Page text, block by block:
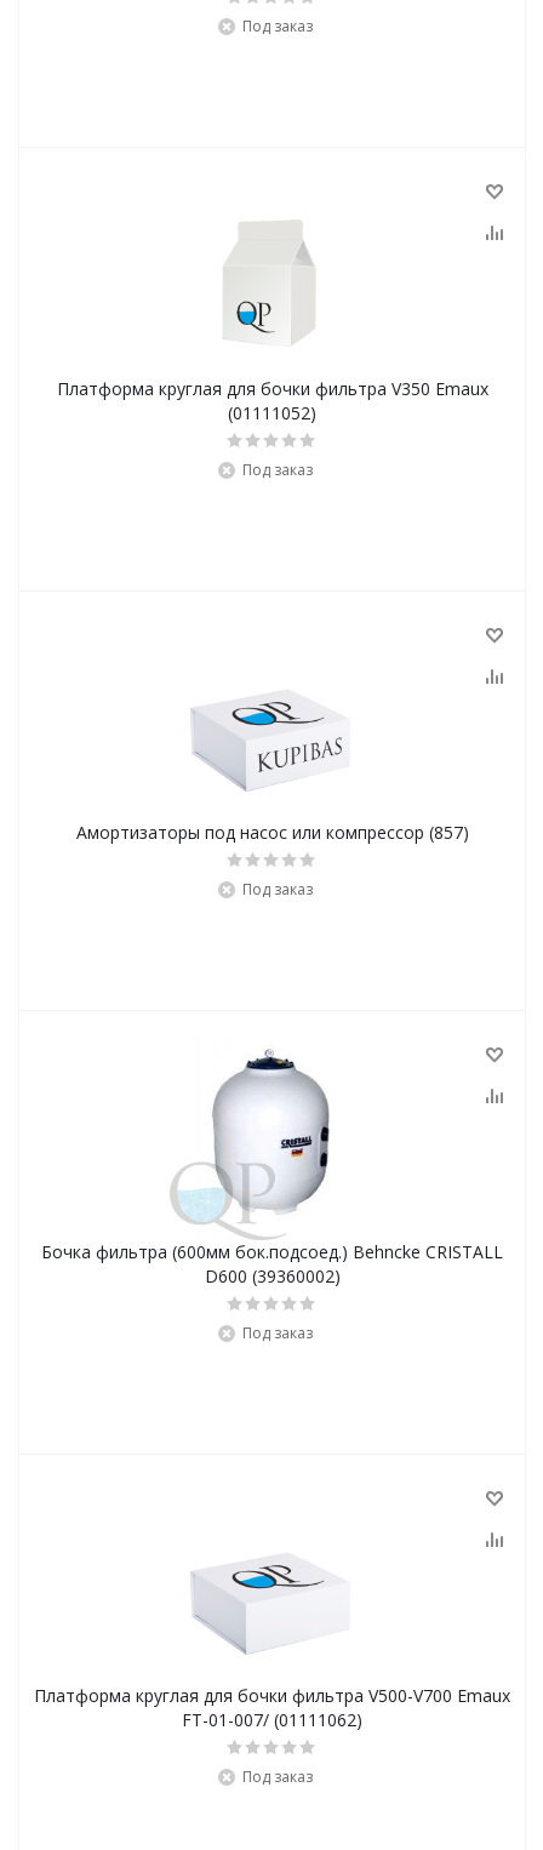
Под заказ
Платформа круглая для бочки фильтра V350 Emaux
(01111052)
Под заказ
Амортизаторы под насос или компрессор (857)
Под заказ
Бочка фильтра (600мм бок.подсоед.) Behncke CRISTALL
D600 (39360002)
Под заказ
Платформа круглая для бочки фильтра V500-V700 Emaux
FT-01-007/ (01111062)
Под заказ